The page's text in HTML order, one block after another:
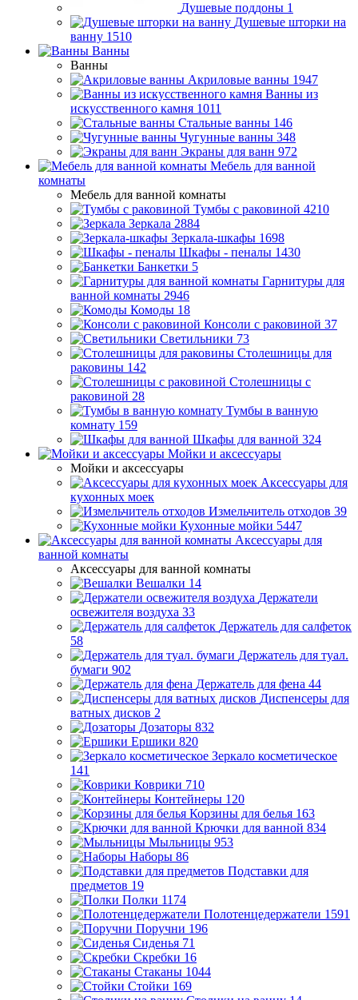
Душевые поддоны 1
Душевые шторки на
ванну 1510
Ванны
Ванны
Акриловые ванны 1947
Ванны из
искусственного камня 1011
Стальные ванны 146
Чугунные ванны 348
Экраны для ванн 972
Мебель для ванной
комнаты
Мебель для ванной комнаты
Тумбы с раковиной 4210
Зеркала 2884
Зеркала-шкафы 1698
Шкафы - пеналы 1430
Банкетки 5
Гарнитуры для
ванной комнаты 2946
Комоды 18
Консоли с раковиной 37
Светильники 73
Столешницы для
раковины 142
Столешницы с
раковиной 28
Тумбы в ванную
комнату 159
Шкафы для ванной 324
Мойки и аксессуары
Мойки и аксессуары
Аксессуары для
кухонных моек
Измельчитель отходов 39
Кухонные мойки 5447
Аксессуары для
ванной комнаты
Аксессуары для ванной комнаты
Вешалки 14
Держатели
освежителя воздуха 33
Держатель для салфеток
58
Держатель для туал.
бумаги 902
Держатель для фена 44
Диспенсеры для
ватных дисков 2
Дозаторы 832
Ершики 820
Зеркало косметическое
141
Коврики 710
Контейнеры 120
Корзины для белья 163
Крючки для ванной 834
Мыльницы 953
Наборы 86
Подставки для
предметов 19
Полки 1174
Полотенцедержатели 1591
Поручни 196
Сиденья 71
Скребки 16
Стаканы 1044
Стойки 169